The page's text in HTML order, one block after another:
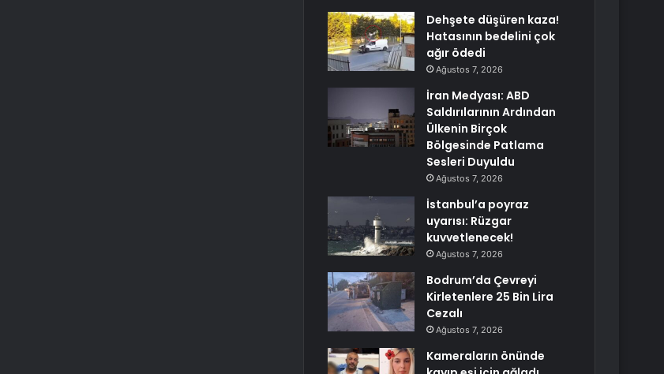
Dehşete düşüren kaza!
Hatasının bedelini çok
ağır ödedi
Ağustos 7, 2026
İran Medyası: ABD
Saldırılarının Ardından
Ülkenin Birçok
Bölgesinde Patlama
Sesleri Duyuldu
Ağustos 7, 2026
İstanbul’a poyraz
uyarısı: Rüzgar
kuvvetlenecek!
Ağustos 7, 2026
Bodrum’da Çevreyi
Kirletenlere 25 Bin Lira
Cezalı
Ağustos 7, 2026
Kameraların önünde